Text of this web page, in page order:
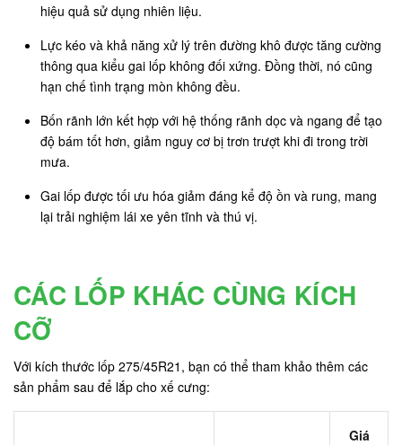
hiệu quả sử dụng nhiên liệu.
Lực kéo và khả năng xử lý trên đường khô được tăng cường
thông qua kiểu gai lốp không đối xứng. Đồng thời, nó cũng
hạn chế tình trạng mòn không đều.
Bốn rãnh lớn kết hợp với hệ thống rãnh dọc và ngang để tạo
độ bám tốt hơn, giảm nguy cơ bị trơn trượt khi đi trong trời
mưa.
Gai lốp được tối ưu hóa giảm đáng kể độ ồn và rung, mang
lại trải nghiệm lái xe yên tĩnh và thú vị.
CÁC LỐP KHÁC CÙNG KÍCH
CỠ
Với kích thước lốp 275/45R21, bạn có thể tham khảo thêm các
sản phẩm sau để lắp cho xế cưng:
Giá